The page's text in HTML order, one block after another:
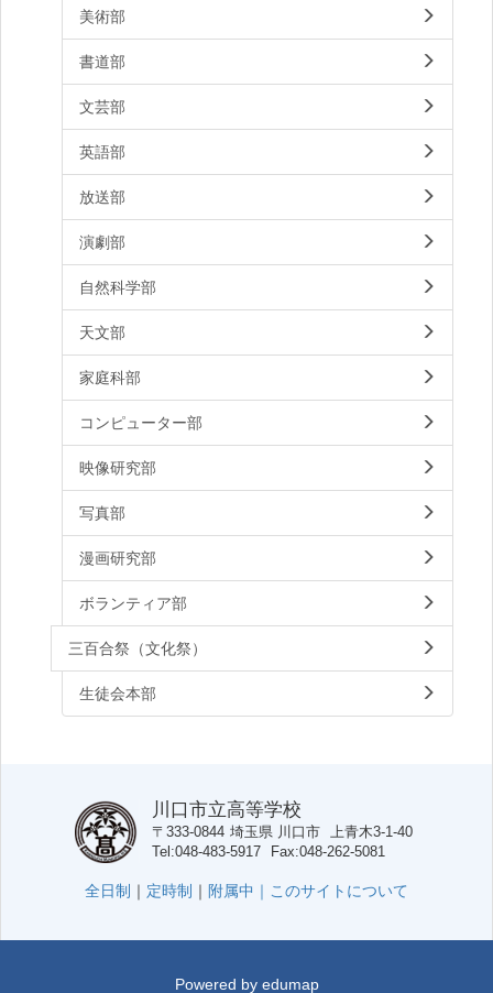
美術部
書道部
文芸部
英語部
放送部
演劇部
自然科学部
天文部
家庭科部
コンピューター部
映像研究部
写真部
漫画研究部
ボランティア部
三百合祭（文化祭）
生徒会本部
川口市立高等学校
〒333-0844 埼玉県 川口市
上青木3-1-40
Tel 048-483-5917 Fax 048-262-5081
全日制 ｜ 定時制 ｜ 附属中｜ このサイトについて
Powered by edumap